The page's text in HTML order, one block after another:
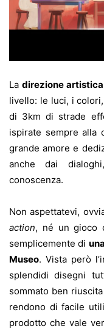
La direzione artistica
livello: le luci, i
di 3km di strade
ispirate sempre alla
grande amore e
anche dai
conoscenza.
Non aspettatevi,
action, né un gioco
semplicemente di
Museo. Vista però
splendidi disegni
sommato ben
rendono di facile
prodotto che vale